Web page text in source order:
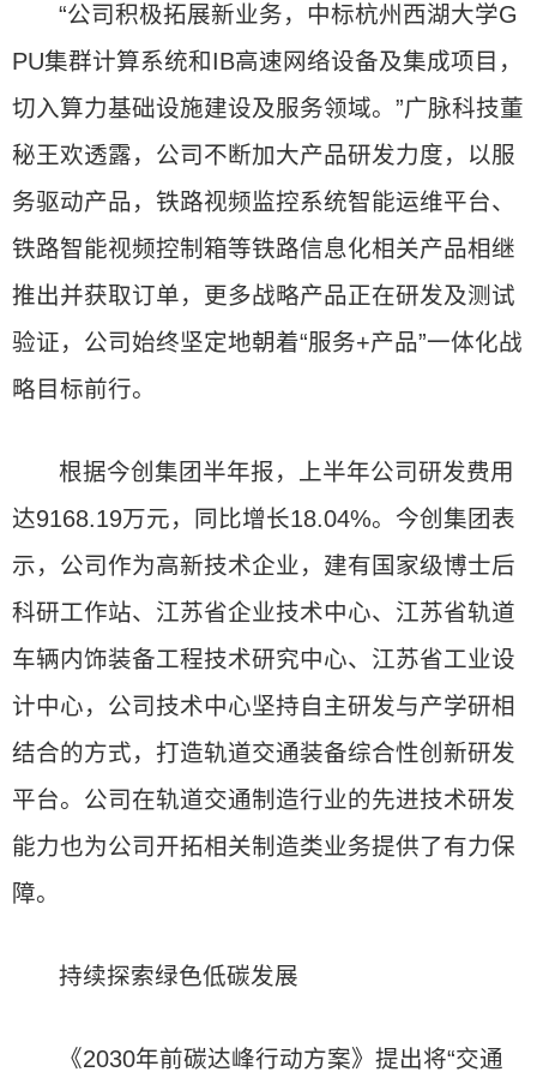
“公司积极拓展新业务，中标杭州西湖大学G
PU集群计算系统和IB高速网络设备及集成项目，
切入算力基础设施建设及服务领域。”广脉科技董
秘王欢透露，公司不断加大产品研发力度，以服
务驱动产品，铁路视频监控系统智能运维平台、
铁路智能视频控制箱等铁路信息化相关产品相继
推出并获取订单，更多战略产品正在研发及测试
验证，公司始终坚定地朝着“服务+产品”一体化战
略目标前行。
根据今创集团半年报，上半年公司研发费用
达9168.19万元，同比增长18.04%。今创集团表
示，公司作为高新技术企业，建有国家级博士后
科研工作站、江苏省企业技术中心、江苏省轨道
车辆内饰装备工程技术研究中心、江苏省工业设
计中心，公司技术中心坚持自主研发与产学研相
结合的方式，打造轨道交通装备综合性创新研发
平台。公司在轨道交通制造行业的先进技术研发
能力也为公司开拓相关制造类业务提供了有力保
障。
持续探索绿色低碳发展
《2030年前碳达峰行动方案》提出将“交通